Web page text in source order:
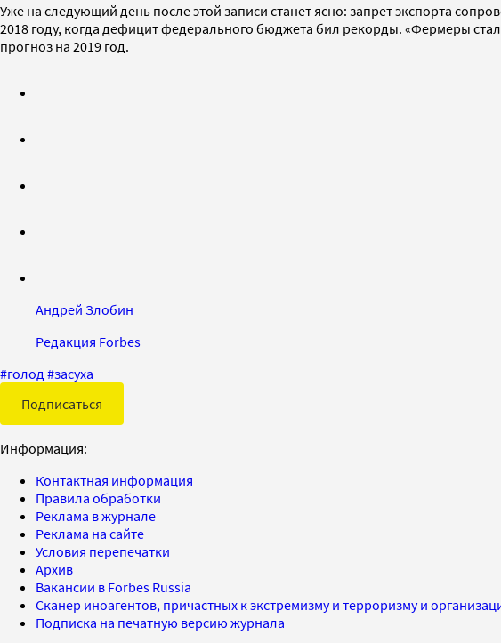
Уже на следующий день после этой записи станет ясно: запрет экспорта
2018 году, когда дефицит федерального бюджета бил рекорды. «Фермеры
прогноз на 2019 год.
Андрей Злобин
Редакция Forbes
#голод #засуха
Подписаться
Информация:
Контактная информация
Правила обработки
Реклама в журнале
Реклама на сайте
Условия перепечатки
Архив
Вакансии в Forbes Russia
Сканер иноагентов, причастных к экстремизму и терроризму и
Подписка на печатную версию журнала